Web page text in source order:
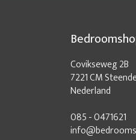
Covikseweg 2B
7221 CM
Nederland
085 - 0471621